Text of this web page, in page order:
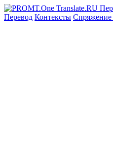
Перевод Контексты Спряжение